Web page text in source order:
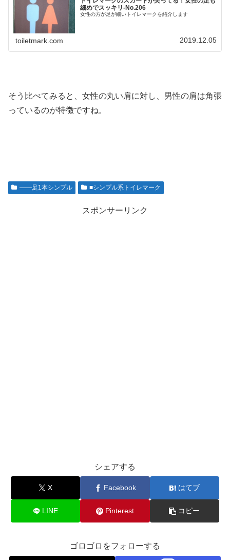
細めでスッキリ‐No.206
女性の方が足が細いトイレマークを紹介します
toiletmark.com 2019.12.05
そう比べてみると、女性の丸い肩に対し、男性の肩は角張
っているのが特徴ですね。
――足1本シンプル ■シンプル系トイレマーク
スポンサーリンク
シェアする
X Facebook はてブ
LINE Pinterest コピー
ゴロゴロをフォローする